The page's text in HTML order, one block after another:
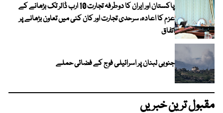
پاکستان اور ایران کا دوطرفہ تجارت 10 ارب ڈالر تک بڑھانے کے
عزم کا اعادہ، سرحدی تجارت اور کان کنی میں تعاون بڑھانے پر
اتفاق
جنوبی لبنان پر اسرائیلی فوج کے فضائی حملے
مقبول ترین خبریں